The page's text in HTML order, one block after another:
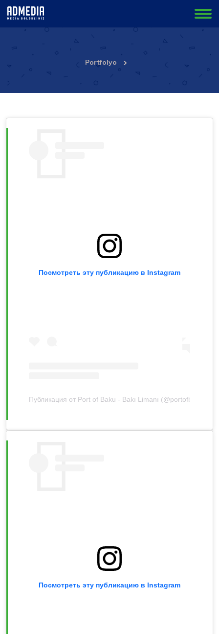
Portfolyo
Посмотреть эту публикацию в Instagram
Публикация от Port of Baku - Bakı Limanı (@portofbaku)
Посмотреть эту публикацию в Instagram